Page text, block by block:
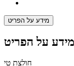
מידע על הפריט
מידע על הפריט
חולצת טי